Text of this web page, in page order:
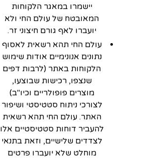
יישמרו במאגר הלקוחות
המאובטח של עולם החי ולא
יועברו לאף גורם חיצוני זר.
עולם החי תהא רשאית לאסוף
נתונים אנונימיים אודות שימוש
הלקוחות באתר (לרבות דפים
שנצפו, רכישות שבוצעו,
מוצרים פופולריים וכיו"ב)
לצורכי ניתוח סטטיסטי ושיפור
האתר. עולם החי תהא רשאית
להעביר דוחות סטטיסטיים אלו
לצדדים שלישיים, וזאת בתנאי
מוחלט שלא יועברו פרטים